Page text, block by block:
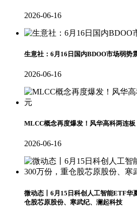
2026-06-16
生意社：6月16日国内BDOO市场弱势
2026-06-16
MLCC概念再度爆发！风华高科两连
2026-06-16
微动态丨6月15日科创人工智能ETF华
仓股芯原股份、寒武纪、澜起科技